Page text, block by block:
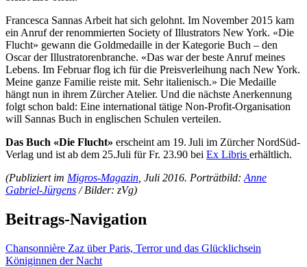
Francesca Sannas Arbeit hat sich gelohnt. Im November 2015 kam
ein Anruf der renommierten Society of Illustrators New York. «Die
Flucht» gewann die Goldmedaille in der Kategorie Buch – den
Oscar der Illustratoren­branche. «Das war der beste Anruf meines
Lebens. Im Februar flog ich für die Preisverleihung nach New York.
Meine ganze Familie reiste mit. Sehr italienisch.» Die Medaille
hängt nun in ihrem Zürcher Atelier. Und die nächste Anerkennung
folgt schon bald: Eine international tätige Non-Profit-Organisation
will Sannas Buch in englischen Schulen verteilen.
Das Buch «Die Flucht» erscheint am 19. Juli im Zürcher NordSüd-
Verlag und ist ab dem 25.Juli für Fr. 23.90 bei Ex Libris erhältlich.
(Publiziert im Migros-Magazin , Juli 2016. Porträtbild: Anne
Gabriel-Jürgens / Bilder: zVg)
Beitrags-Navigation
Chansonnière Zaz über Paris, Terror und das Glücklichsein
Königinnen der Nacht